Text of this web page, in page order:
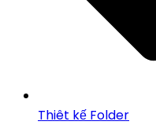
Thiêt kế Folder